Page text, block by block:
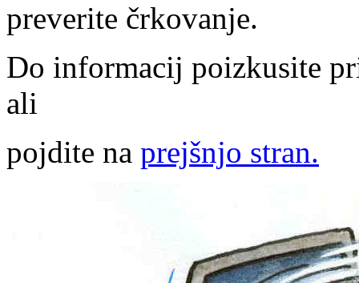
preverite črkovanje.
Do informacij poizkusite
ali
pojdite na prejšnjo stran.